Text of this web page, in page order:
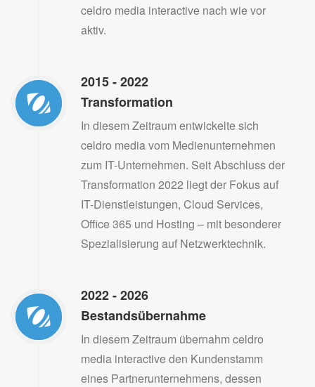
celdro media interactive nach wie vor
aktiv.
2015 - 2022
Transformation
In diesem Zeitraum entwickelte sich
celdro media vom Medienunternehmen
zum IT-Unternehmen. Seit Abschluss der
Transformation 2022 liegt der Fokus auf
IT-Dienstleistungen, Cloud Services,
Office 365 und Hosting – mit besonderer
Spezialisierung auf Netzwerktechnik.
2022 - 2026
Bestandsübernahme
In diesem Zeitraum übernahm celdro
media interactive den Kundenstamm
eines Partnerunternehmens, dessen